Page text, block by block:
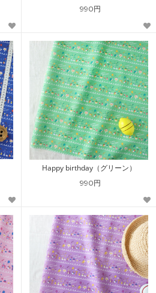
990円
Happy birthday（グリーン）
990円